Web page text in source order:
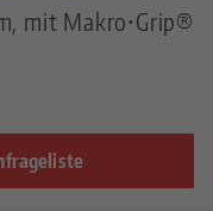
mit Makro•Grip®